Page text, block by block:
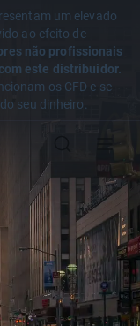
um elevado
ao efeito de
não profissionais
este distribuidor.
os CFD e se
seu dinheiro.